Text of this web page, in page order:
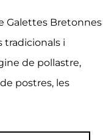
Galettes Bretonnes
i
de pollastre,
postres, les